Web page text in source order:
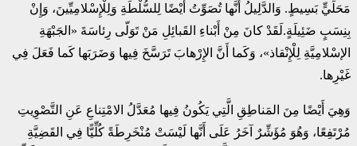
مَحَلِّيٍّ بَسِيطٍ. وَالدَّلِيلُ أَنَّها تُصَوِّتُ أَيْضًا لِلسُّلْطَةِ وَلِلْإِسْلامِيِّينَ، وَإِنْ
بِنِسَبٍ ضَئِيلَةٍ.لَقَدْ كانَ مِنْ أَبْناءِ القَبائِلِ مَنْ تَوَلّى رِئاسَةَ «الجَبْهَةِ
الإسْلامِيَّةِ لِلْإِنْقاذ»، وَكَما أَنَّ الإِرْهابَ تَرَسَّخَ فِيها وَضَرَبَها كَما فَعَلَ فِي
غَيْرِها.
وَهِيَ أَيْضًا مِنَ المَناطِقِ الَّتِي يَكُونُ فِيها مُعَدَّلُ الامْتِناعِ عَنِ التَّصْوِيتِ
مُرْتَفِعًا، وَهُوَ مُؤَشِّرٌ آخَرُ عَلَى أَنَّها لَيْسَتْ مُنْخَرِطَةً كُلِّيًّا فِي القَضِيَّةِ